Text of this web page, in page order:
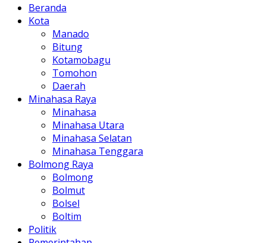
Beranda
Kota
Manado
Bitung
Kotamobagu
Tomohon
Daerah
Minahasa Raya
Minahasa
Minahasa Utara
Minahasa Selatan
Minahasa Tenggara
Bolmong Raya
Bolmong
Bolmut
Bolsel
Boltim
Politik